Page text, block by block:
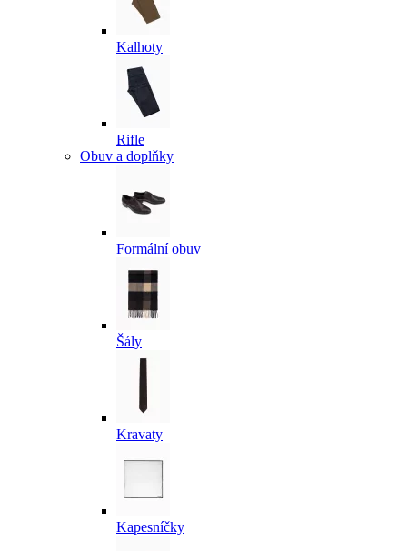
Kalhoty
Rifle
Obuv a doplňky
Formální obuv
Šály
Kravaty
Kapesníčky